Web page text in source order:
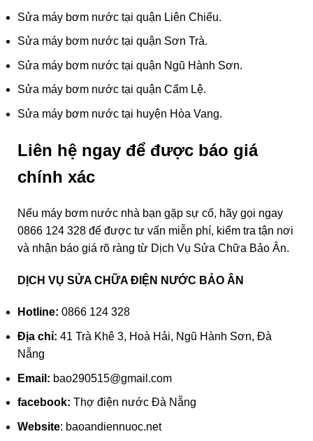
Sửa máy bơm nước tại quận Liên Chiểu.
Sửa máy bơm nước tại quận Sơn Trà.
Sửa máy bơm nước tại quận Ngũ Hành Sơn.
Sửa máy bơm nước tại quận Cẩm Lệ.
Sửa máy bơm nước tại huyện Hòa Vang.
Liên hệ ngay để được báo giá
chính xác
Nếu máy bơm nước nhà bạn gặp sự cố, hãy gọi ngay
0866 124 328 để được tư vấn miễn phí, kiểm tra tận nơi
và nhận báo giá rõ ràng từ Dịch Vụ Sửa Chữa Bảo Ân.
DỊCH VỤ SỬA CHỮA ĐIỆN NƯỚC BẢO ÂN
Hotline: 0866 124 328
Địa chỉ: 41 Trà Khê 3, Hoà Hải, Ngũ Hành Sơn, Đà
Nẵng
Email: bao290515@gmail.com
facebook: Thợ điện nước Đà Nẵng
Website: baoandiennuoc.net